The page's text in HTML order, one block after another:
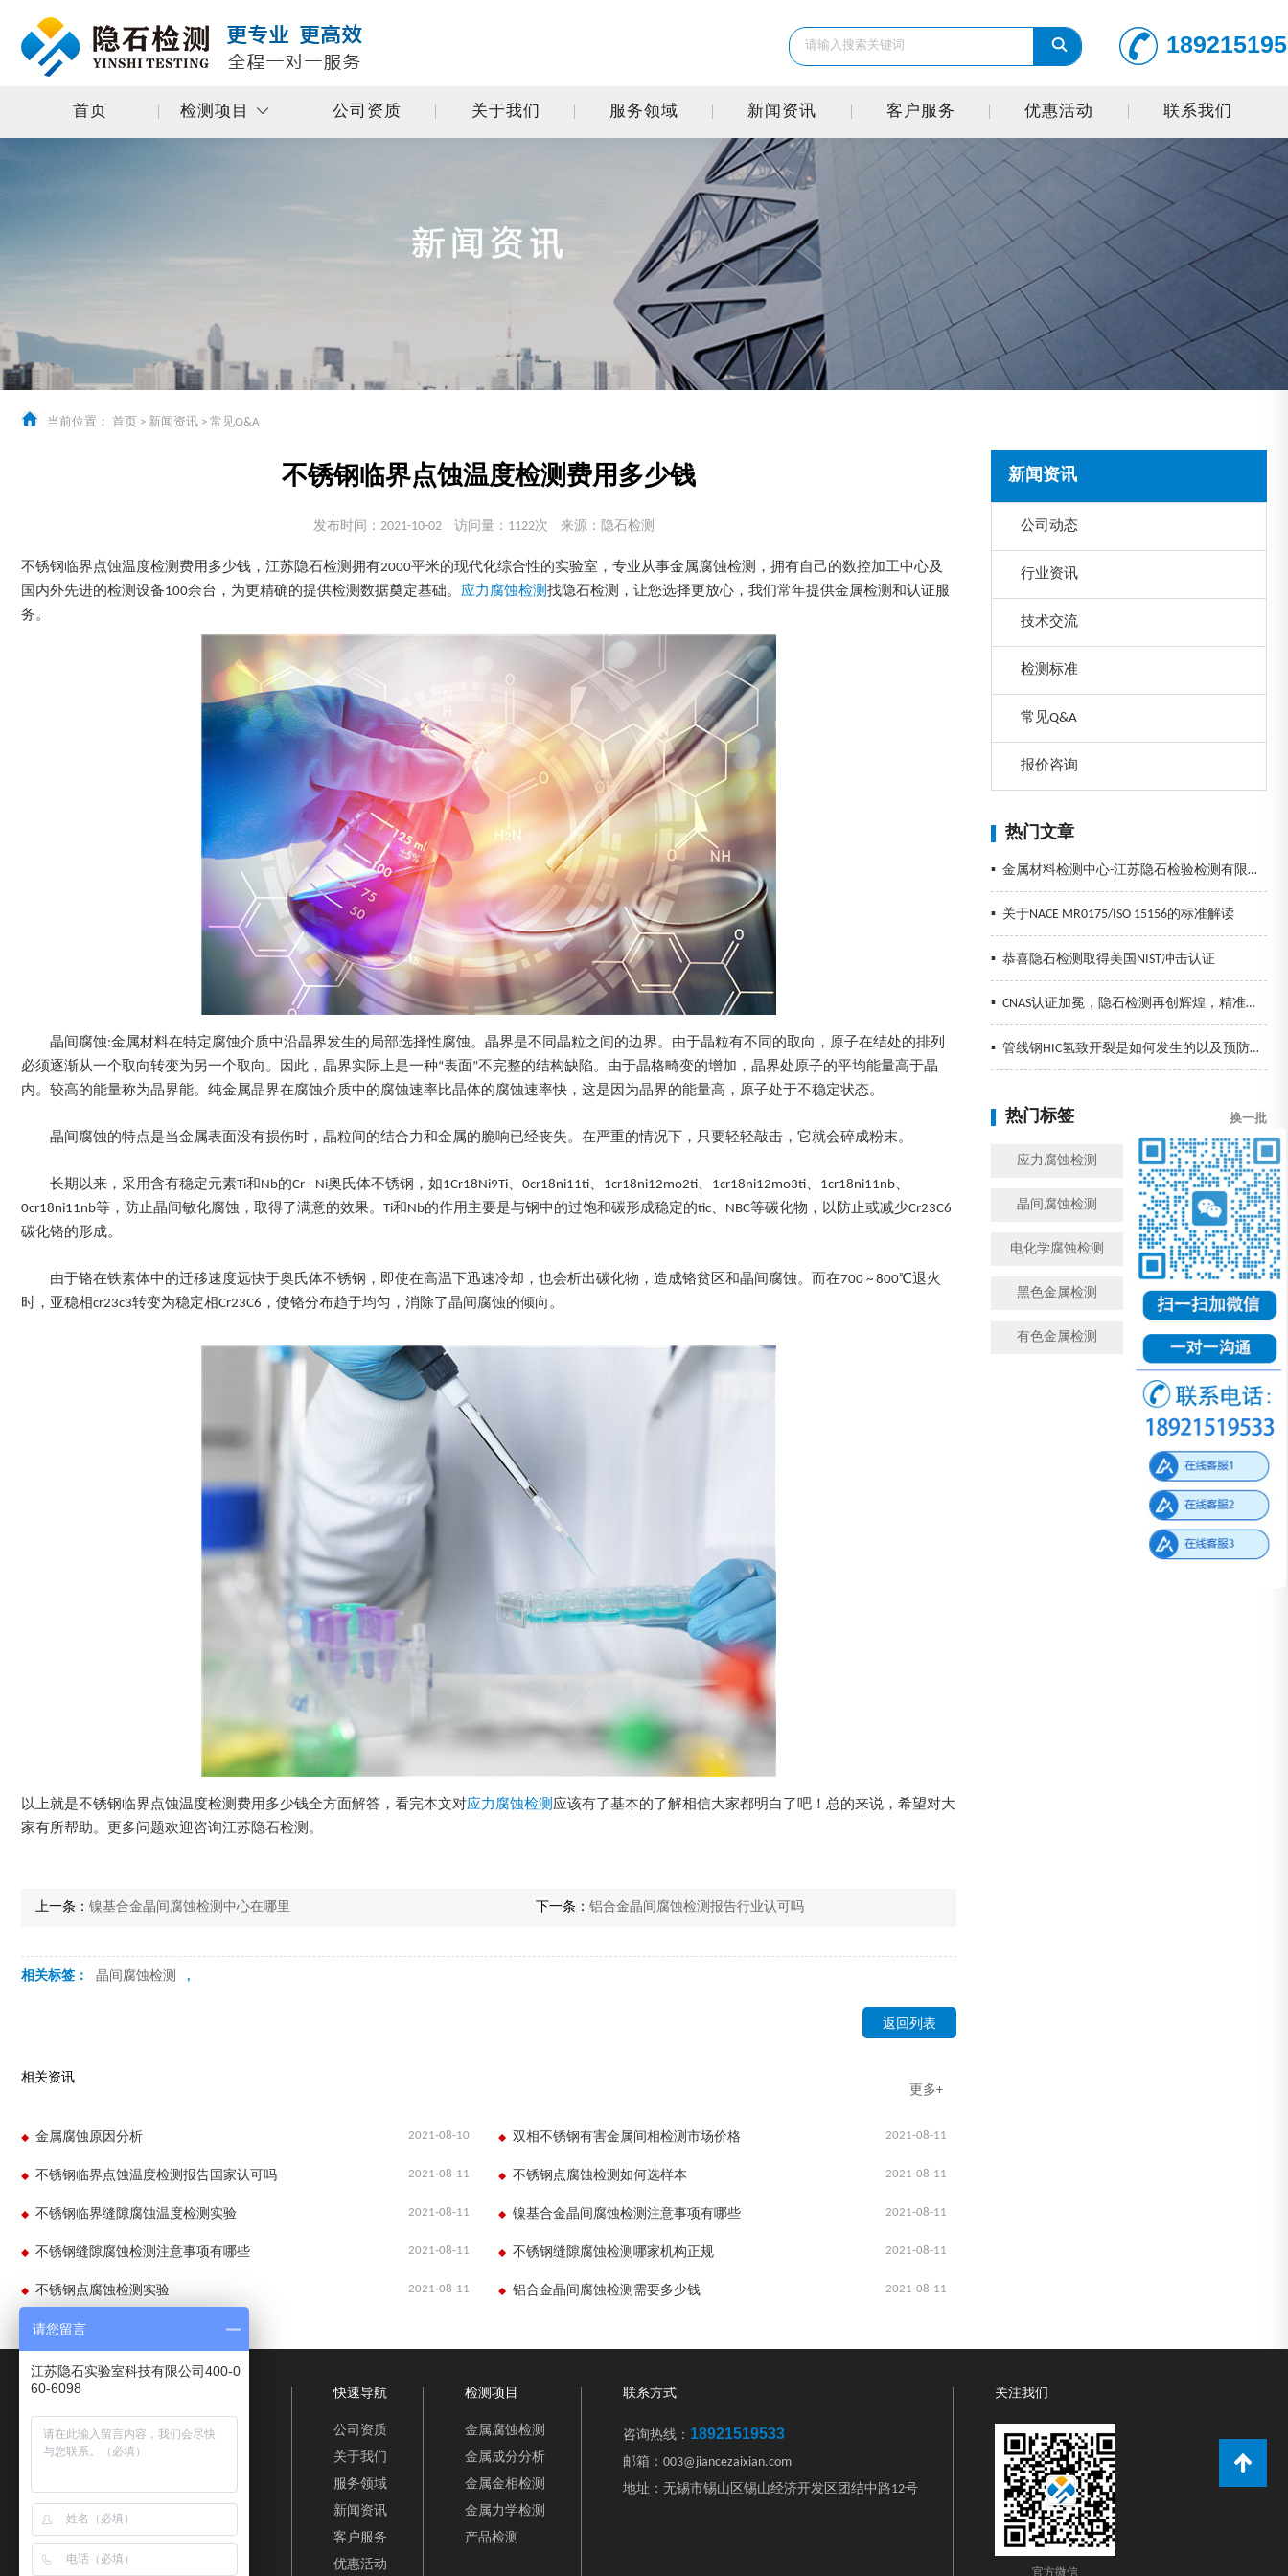
首页 检测项目 公司资质 关于我们 服务领域 新闻资讯 客户服务 优惠活动 联系我们
当前位置： 首页 > 新闻资讯 > 常见Q&A
新闻资讯
公司动态
行业资讯
技术交流
检测标准
常见Q&A
报价咨询
热门文章
▪ 金属材料检测中心-江苏隐石检验检测有限公司
▪ 关于NACE MR0175/ISO 15156的标准解读
▪ 恭喜隐石检测取得美国NIST冲击认证
▪ CNAS认证加冕，隐石检测再创辉煌，精准检测助力企业发展！
▪ 管线钢HIC氢致开裂是如何发生的以及预防措施
热门标签 换一批
应力腐蚀检测 金属腐蚀检测
晶间腐蚀检测 模拟工况腐蚀检测
电化学腐蚀检测 盐雾检测
黑色金属检测 金属成分检测
有色金属检测 微观金相检测
不锈钢临界点蚀温度检测费用多少钱
发布时间：2021-10-02 访问量：1122次 来源：隐石检测
不锈钢临界点蚀温度检测费用多少钱，江苏隐石检测拥有2000平米的现代化综合性的实验室，专业从事金属腐蚀检测，拥有自己的数控加工中心及
国内外先进的检测设备100余台，为更精确的提供检测数据奠定基础。 应力腐蚀检测 找隐石检测，让您选择更放心，我们常年提供金属检测和认证服
务。
晶间腐蚀:金属材料在特定腐蚀介质中沿晶界发生的局部选择性腐蚀。晶界是不同晶粒之间的边界。由于晶粒有不同的取向，原子在结处的排列
必须逐渐从一个取向转变为另一个取向。因此，晶界实际上是一种“表面”不完整的结构缺陷。由于晶格畸变的增加，晶界处原子的平均能量高于晶
内。较高的能量称为晶界能。纯金属晶界在腐蚀介质中的腐蚀速率比晶体的腐蚀速率快，这是因为晶界的能量高，原子处于不稳定状态。
晶间腐蚀的特点是当金属表面没有损伤时，晶粒间的结合力和金属的脆响已经丧失。在严重的情况下，只要轻轻敲击，它就会碎成粉末。
长期以来，采用含有稳定元素Ti和Nb的Cr - Ni奥氏体不锈钢，如1Cr18Ni9Ti、0cr18ni11ti、1cr18ni12mo2ti、1cr18ni12mo3ti、1cr18ni11nb、
0cr18ni11nb等，防止晶间敏化腐蚀，取得了满意的效果。Ti和Nb的作用主要是与钢中的过饱和碳形成稳定的tic、NBC等碳化物，以防止或减少Cr23C6
碳化铬的形成。
由于铬在铁素体中的迁移速度远快于奥氏体不锈钢，即使在高温下迅速冷却，也会析出碳化物，造成铬贫区和晶间腐蚀。而在700 ~ 800℃退火
时，亚稳相cr23c3转变为稳定相Cr23C6，使铬分布趋于均匀，消除了晶间腐蚀的倾向。
以上就是不锈钢临界点蚀温度检测费用多少钱全方面解答，看完本文对应力腐蚀检测 应该有了基本的了解相信大家都明白了吧！总的来说，希望对大
家有所帮助。更多问题欢迎咨询江苏隐石检测。
上一条： 镍基合金晶间腐蚀检测中心在哪里 下一条： 铝合金晶间腐蚀检测报告行业认可吗
相关标签： 晶间腐蚀检测 ,
返回列表
相关资讯
更多+
2021-08-10
金属腐蚀原因分析 2021-08-11
双相不锈钢有害金属间相检测市场价格
2021-08-11
不锈钢临界点蚀温度检测报告国家认可吗 2021-08-11
不锈钢点腐蚀检测如何选样本
2021-08-11
不锈钢临界缝隙腐蚀温度检测实验 2021-08-11
镍基合金晶间腐蚀检测注意事项有哪些
2021-08-11
不锈钢缝隙腐蚀检测注意事项有哪些 2021-08-11
不锈钢缝隙腐蚀检测哪家机构正规
2021-08-11
不锈钢点腐蚀检测实验 2021-08-11
铝合金晶间腐蚀检测需要多少钱
快速导航
公司资质
关于我们
服务领域
新闻资讯
客户服务
优惠活动
检测项目
金属腐蚀检测
金属成分分析
金属金相检测
金属力学检测
产品检测
联系方式
咨询热线： 18921519533
邮箱：003@jiancezaixian.com
地址：无锡市锡山区锡山经济开发区团结中路12号
关注我们
官方微信
请您留言
江苏隐石实验室科技有限公司400-0
60-6098